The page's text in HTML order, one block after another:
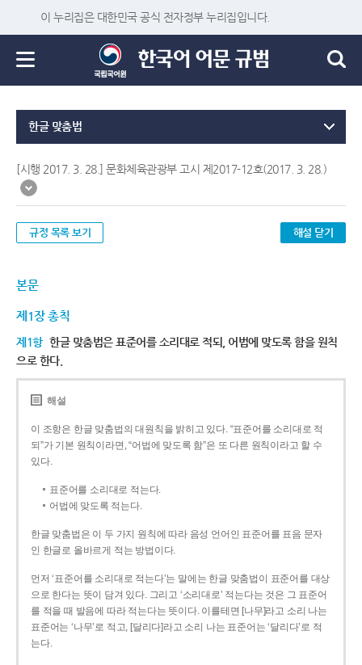
이 누리집은 대한민국 공식 전자정부 누리집입니다.
한글 맞춤법
[시행 2017. 3. 28.] 문화체육관광부 고시 제2017-12호(2017. 3. 28.)
규정 목록 보기 해설 닫기
본문
제1장 총칙
제1항 한글 맞춤법은 표준어를 소리대로 적되, 어법에 맞도록 함을 원칙
으로 한다.
해설
이 조항은 한글 맞춤법의 대원칙을 밝히고 있다. “표준어를 소리대로 적
되”가 기본 원칙이라면, “어법에 맞도록 함”은 또 다른 원칙이라고 할 수
있다.
표준어를 소리대로 적는다.
어법에 맞도록 적는다.
한글 맞춤법은 이 두 가지 원칙에 따라 음성 언어인 표준어를 표음 문자
인 한글로 올바르게 적는 방법이다.
먼저 ‘표준어를 소리대로 적는다’는 말에는 한글 맞춤법이 표준어를 대상
으로 한다는 뜻이 담겨 있다. 그리고 ‘소리대로’ 적는다는 것은 그 표준어
를 적을 때 발음에 따라 적는다는 뜻이다. 이를테면 [나무]라고 소리 나는
표준어는 ‘나무’로 적고, [달리다]라고 소리 나는 표준어는 ‘달리다’로 적
는다.